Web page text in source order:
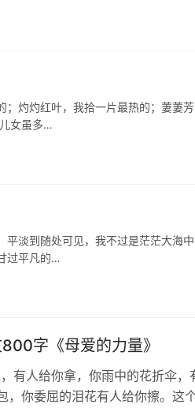
灼红叶，我拾一片最热的；萋萋芳
女虽多…
淡到随处可见，我不过是茫茫大海
过平凡的…
字《母爱的力量》
有人给你拿，你雨中的花折伞
，你委屈的泪花有人给你擦。这